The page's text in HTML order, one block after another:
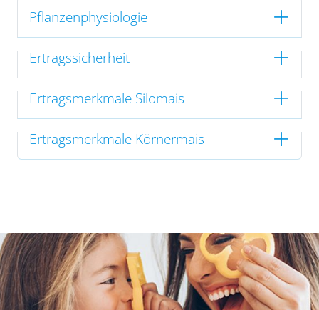
Pflanzenphysiologie
Ertragssicherheit
Ertragsmerkmale Silomais
Ertragsmerkmale Körnermais